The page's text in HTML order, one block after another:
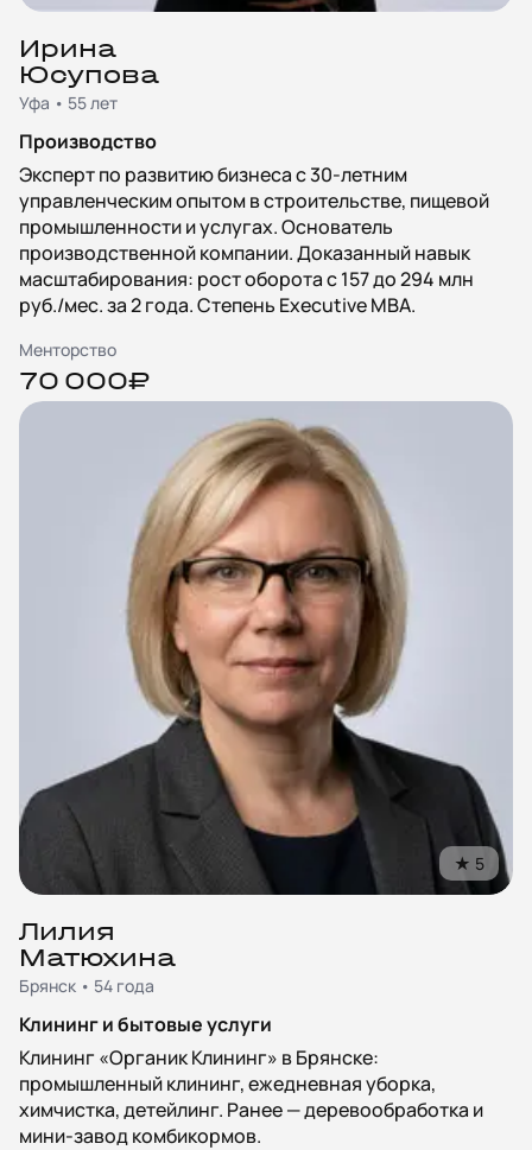
Ирина
Юсупова
Уфа • 55 лет
Производство
Эксперт по развитию бизнеса с 30-летним
управленческим опытом в строительстве, пищевой
промышленности и услугах. Основатель
производственной компании. Доказанный навык
масштабирования: рост оборота с 157 до 294 млн
руб./мес. за 2 года. Степень Executive MBA.
Менторство
70 000₽
★ 5
Лилия
Матюхина
Брянск • 54 года
Клининг и бытовые услуги
Клининг «Органик Клининг» в Брянске:
промышленный клининг, ежедневная уборка,
химчистка, детейлинг. Ранее — деревообработка и
мини-завод комбикормов.